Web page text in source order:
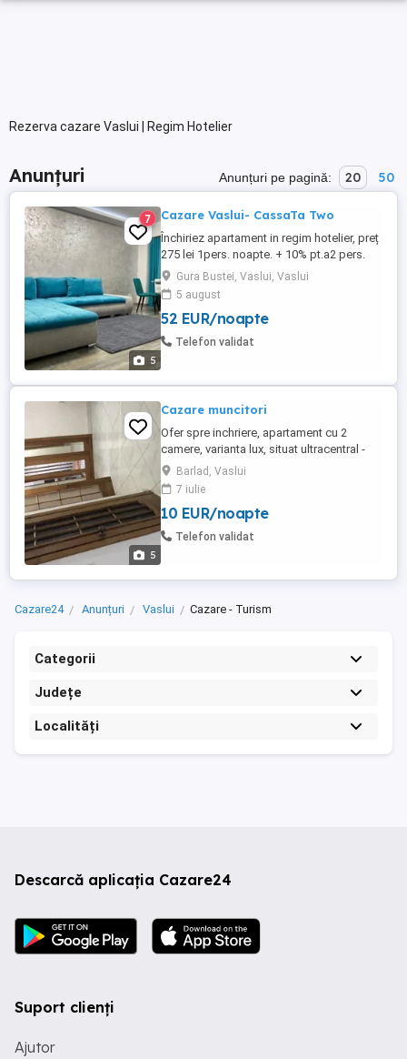
Rezerva cazare Vaslui | Regim Hotelier
Anunțuri Anunțuri pe pagină: 20 50
5
7 Cazare Vaslui- CassaTa Two
Închiriez apartament in regim hotelier, preț
275 lei 1pers. noapte. + 10% pt.a2 pers.
Pretul este negociabil in funcție de nr.de
persoane, perioada de închiriere. NU
ESCORTE
Gura Bustei, Vaslui, Vaslui
5 august
52 EUR/noapte
Telefon validat
5
Cazare muncitori
Ofer spre inchriere, apartament cu 2
camere, varianta lux, situat ultracentral -
deasupra la Green Clinic. Apartamentul
este total mobilat și utilat. Preț 50 lei
noapte muncitor. Minim 300 lei noapte -
tot apartamentul. Am și unul cu 3 camere
unde pot caza până la 12 persoane.
Barlad, Vaslui
7 iulie
10 EUR/noapte
Telefon validat
Cazare24 Anunțuri Vaslui Cazare - Turism
Categorii
Județe
Localități
Descarcă aplicația Cazare24
Suport clienți
Ajutor